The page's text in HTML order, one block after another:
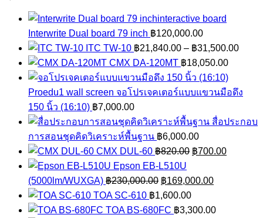
Interwrite Dual board 79 inch ฿120,000.00
ITC TW-10 ฿21,840.00 – ฿31,500.00Price
CMX DA-120MT ฿18,050.00
Proedu1 wall screen จอโปรเจคเตอร์แบบแขวนมือดึง
150 นิ้ว (16:10) ฿7,000.00
สื่อประกอบ
การสอนชุดคิดวิเคราะห์พื้นฐาน ฿6,000.00
CMX DUL-60 ฿820.00 Original
was:
฿700.00Current
Epson EB-L510U
(5000lm/WUXGA) ฿230,000.00 Original
price
was:
฿169,000.00Current
is:
TOA SC-610 ฿1,600.00
TOA BS-680FC ฿3,300.00